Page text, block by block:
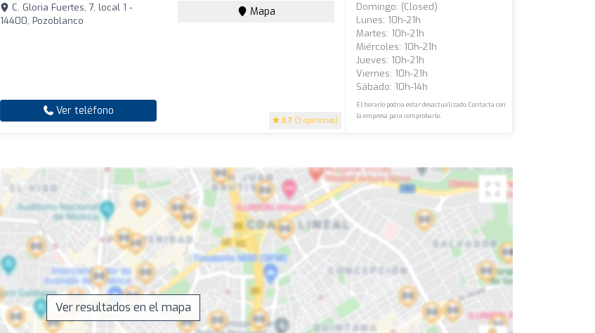
3.7 (3 opiniones)
C. Gloria Fuertes, 7, local 1 -
14400, Pozoblanco
Mapa
Ver teléfono
Domingo: (closed)
Lunes: 10h-21h
Martes: 10h-21h
Miércoles: 10h-21h
Jueves: 10h-21h
Viernes: 10h-21h
Sábado: 10h-14h
El horario podría estar desactualizado. Contacta con
la empresa para comprobarlo.
Ver resultados en el mapa